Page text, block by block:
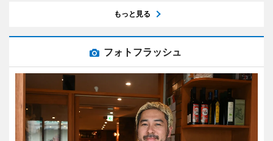
もっと見る
フォトフラッシュ